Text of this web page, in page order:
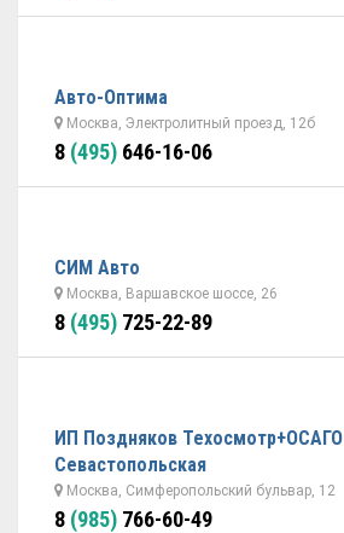
Авто-Оптима
Москва, Электролитный проезд, 12б
8 (495) 646-16-06
СИМ Авто
Москва, Варшавское шоссе, 26
8 (495) 725-22-89
ИП Поздняков Техосмотр+ОСАГО
Севастопольская
Москва, Симферопольский бульвар, 12
8 (985) 766-60-49